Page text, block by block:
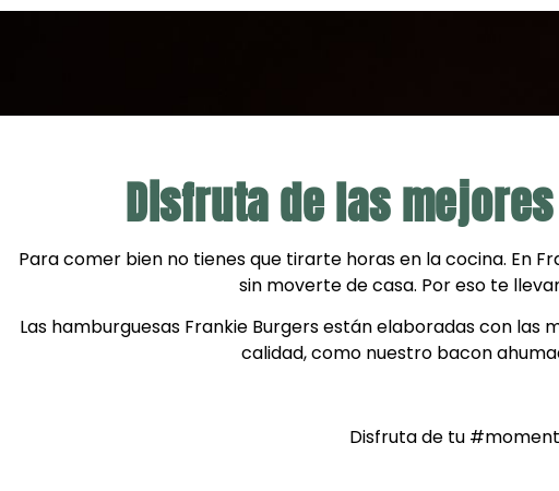
Disfruta de las
Para comer bien no tienes que tirarte horas en la cocina. En
sin moverte de casa. Por eso te
Las hamburguesas Frankie Burgers están elaboradas con
calidad, como nuestro bacon
Disfruta de tu